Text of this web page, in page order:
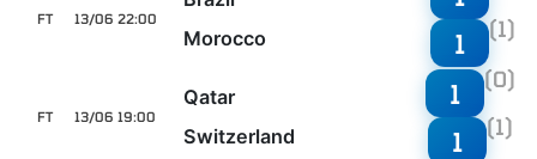
13/06 22:00
FT
Morocco
1 (1)
13/06 19:00
FT
Qatar
Switzerland
1 (0)
1 (1)